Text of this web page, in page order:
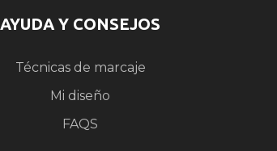
AYUDA Y CONSEJOS
Técnicas de marcaje
Mi diseño
FAQS